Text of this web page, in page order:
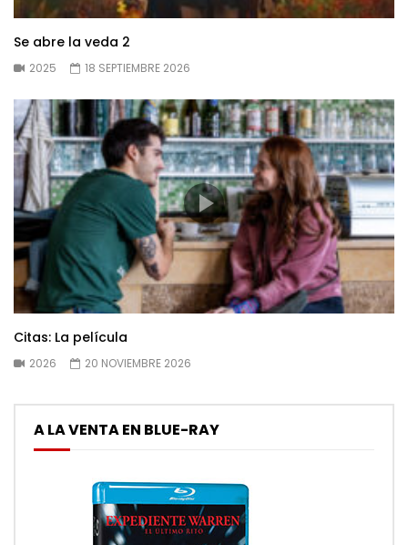
Se abre la veda 2
2025 18 SEPTIEMBRE 2026
Citas: La película
2026 20 NOVIEMBRE 2026
A LA VENTA EN BLUE-RAY